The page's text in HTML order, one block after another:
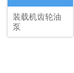
装载机齿轮油
泵